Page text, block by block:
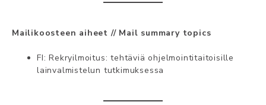
Mailikoosteen aiheet // Mail summary topics
FI: Rekryilmoitus: tehtäviä ohjelmointitaitoisille
lainvalmistelun tutkimuksessa